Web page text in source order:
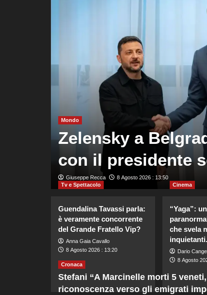
Mondo
Zelensky a
con il presidente
Giuseppe Recca 8 Agosto 2026 : 13:50
Tv e Spettacolo
Guendalina Tavassi parla:
è veramente concorrente
del Grande Fratello Vip?
Anna Gaia Cavallo
8 Agosto 2026 : 13:20
Cinema
“Yaga”:
che svela
inquietanti.
Dario
8 Agosto
Cronaca
Stefani “A Marcinelle morti 5 veneti,
riconoscenza verso gli emigrati